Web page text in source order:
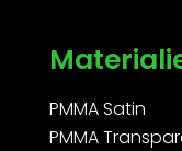
PMMA Satin
PMMA